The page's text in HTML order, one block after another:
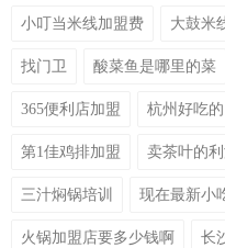
小叮当米线加盟费 大鼓米
找门卫 酸菜鱼是哪里的菜
365便利店加盟 杭州好吃的
第1佳鸡排加盟 卖茶叶的利
三汁焖锅培训 现在最新小
火锅加盟店要多少钱啊 长